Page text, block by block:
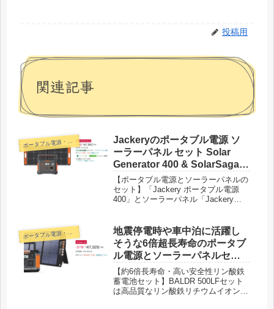
投稿用
関連記事
ポ
ータブル電源・蓄電池
Jackeryのポータブル電源 ソ
ーラーパネル セット Solar
Generator 400 & SolarSaga
100が40%OFF！ブラックフラ
イデー特価47,940円！
【ポータブル電源とソーラーパネルの
セット】「Jackery ポータブル電源
400」とソーラーパネル「Jackery
のほかに災害による停電など電源の確
保が難しい状況でも安心してご使用い
ただけます。また、この２つを組み合
わせれば日中にソーラーパネルで集め
た電気をポータブル電源に蓄電するこ
とで、電気代を減らしながら地球環境
にやさしいエコなライフスタイルを実
現することができます。
ポ
ータブル電源・蓄電池
地震停電時や車中泊に活躍し
そうな6倍超長寿命のポータブ
ル電源とソーラーパネルセッ
トが31%OFF！タイムセール
特価47,926円！
【約6倍長寿命・高い安全性リン酸鉄
蓄電池セット】BALDR 500LFセット
は高品質なリン酸鉄リチウムイオン電